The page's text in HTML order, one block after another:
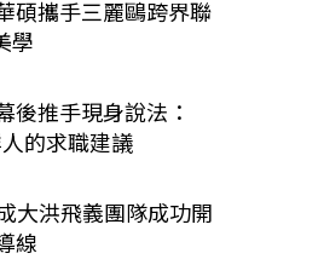
碩攜手三麗鷗跨界聯
學
後推手現身說法：
的求職建議
大洪飛義團隊成功開
線